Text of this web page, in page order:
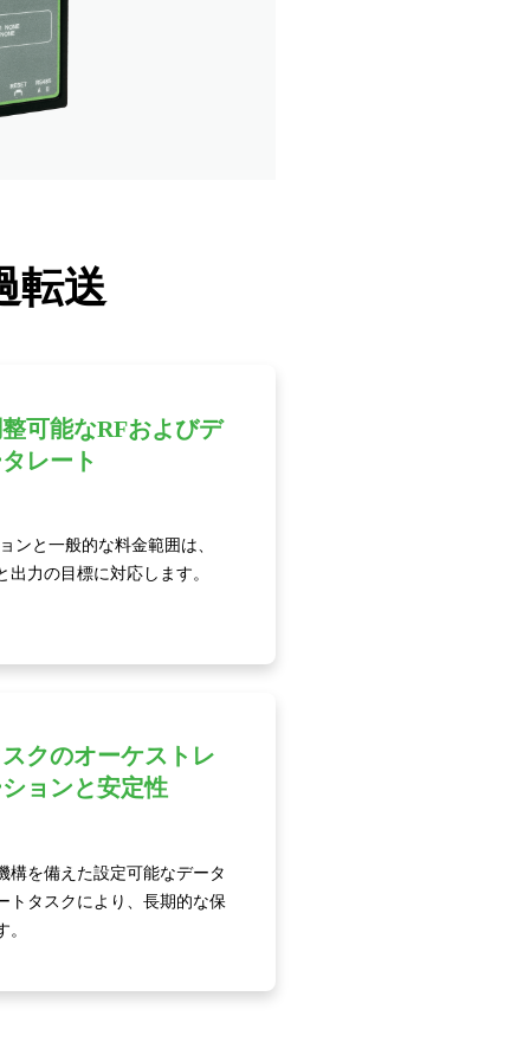
転送
可能なRFおよびデ
レート
ンと一般的な料金範囲は、
出力の目標に対応します。
スクのオーケストレ
ョンと安定性
構を備えた設定可能なデータ
トタスクにより、長期的な保